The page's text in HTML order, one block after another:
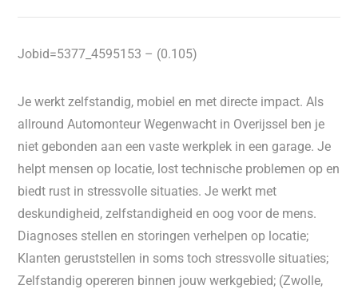
Jobid=5377_4595153 – (0.105)
Je werkt zelfstandig, mobiel en met directe impact. Als
allround Automonteur Wegenwacht in Overijssel ben je
niet gebonden aan een vaste werkplek in een garage. Je
helpt mensen op locatie, lost technische problemen op en
biedt rust in stressvolle situaties. Je werkt met
deskundigheid, zelfstandigheid en oog voor de mens.
Diagnoses stellen en storingen verhelpen op locatie;
Klanten geruststellen in soms toch stressvolle situaties;
Zelfstandig opereren binnen jouw werkgebied; (Zwolle,